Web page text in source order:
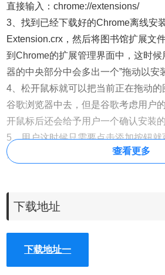
直接输入：chrome://extensions/
3、找到已经下载好的Chrome离线安
Extension.crx，然后将图书馆扩展文
到Chrome的扩展管理界面中，这时
器的中央部分中会多出一个”拖动以安
4、松开鼠标就可以把当前正在拖动的
谷歌浏览器中去，但是谷歌考虑用户
开鼠标后还会给予用户一个确认安装的
5、用户这时候只需要点击添加按钮
插件安装到谷歌浏览器中去，安装成
的插件。
查看更多
下载地址
下载地址一